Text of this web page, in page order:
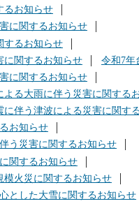
るお知らせ
に関するお知らせ
するお知らせ
に関するお知らせ
令和7年
に関するお知らせ
る大雨に伴う災害に関する
伴う津波による災害に関す
お知らせ
う災害に関するお知らせ
関するお知らせ
模火災に関するお知らせ
とした大雪に関するお知らせ